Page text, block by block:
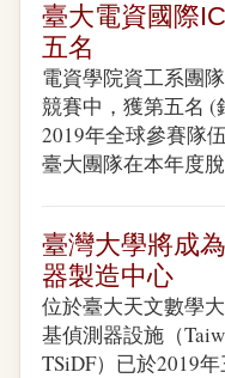
臺大電資國際
五名
電資學院資工系團
競賽中，獲第五名 (
2019年全球參賽隊
臺大團隊在本年度
臺灣大學將成
器製造中心
位於臺大天文數學
基偵測器設施（
TSiDF）已於2019